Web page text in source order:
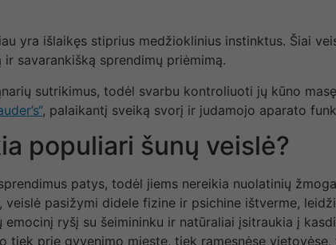
yra išlaikęs stiprius medžioklinius instinktus. Šiai
savarankišką sprendimų priėmimą.
sutrikimus, todėl svarbu kontroliuoti jų kūno
, palaikantį sveiką svorį ir judamojo aparato
populiari šunų veislė?
patys, todėl jiems nereikia nuolatinių
veislė pasižymi didele fizine ir psichine ištverme,
emocinį ryšį su šeimininku ir natūraliai įsitraukia į
tiek prie gyvenimo mieste, tiek ramesnėse